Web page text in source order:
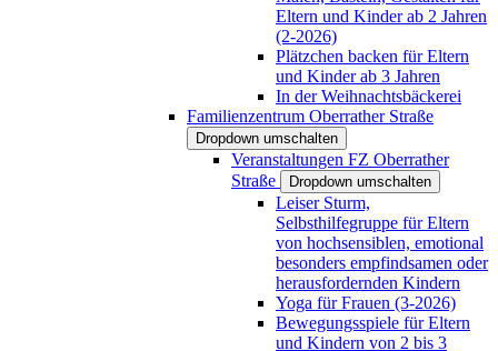
Eltern und Kinder ab 2 Jahren
(2-2026)
Plätzchen backen für Eltern
und Kinder ab 3 Jahren
In der Weihnachtsbäckerei
Familienzentrum Oberrather Straße
Dropdown umschalten
Veranstaltungen FZ Oberrather
Straße
Dropdown umschalten
Leiser Sturm,
Selbsthilfegruppe für Eltern
von hochsensiblen, emotional
besonders empfindsamen oder
herausfordernden Kindern
Yoga für Frauen (3-2026)
Bewegungsspiele für Eltern
und Kindern von 2 bis 3